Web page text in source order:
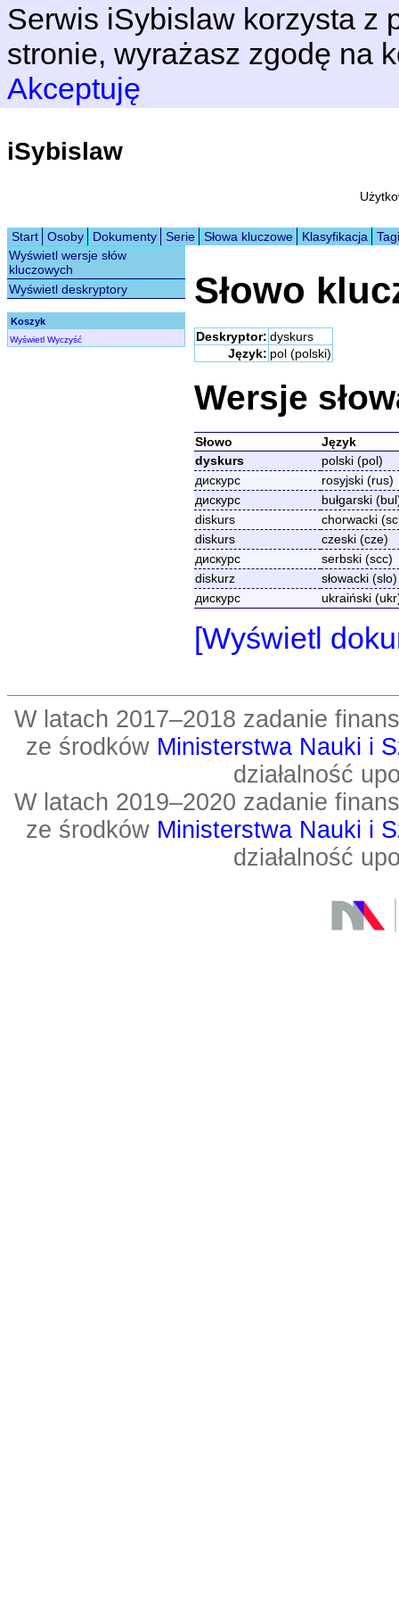
Serwis iSybislaw korzysta z
stronie, wyrażasz zgodę na
Akceptuję
iSybislaw
Start Osoby Dokumenty Serie Słowa kluczowe Klasyfikacja
Tagi
Wyświetl wersje słów
kluczowych
Wyświetl deskryptory
Koszyk
Wyświetl Wyczyść
Słowo
Deskryptor: dyskurs
Język: pol (polski)
Wersje
Słowo
Język
dyskurs
polski (pol)
дискурс
rosyjski (rus)
дискурс
bułgarski
diskurs
chorwacki
diskurs
czeski (cze)
дискурс
serbski (scc)
diskurz
słowacki (slo)
дискурс
ukraiński
[Wyświetl
W latach 2017–2018 zadanie
ze środków Ministerstwa Nauki i
działalność
W latach 2019–2020 zadanie
ze środków Ministerstwa Nauki i
działalność